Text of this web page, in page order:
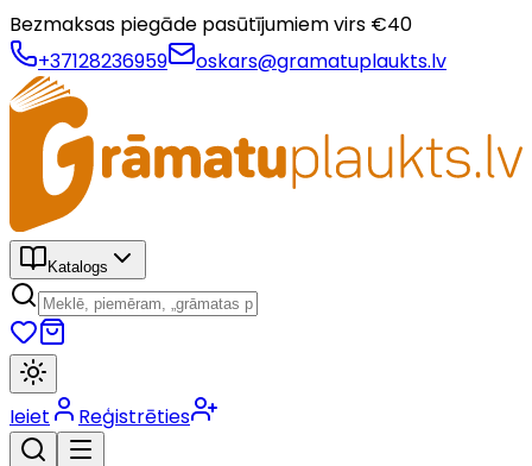
Bezmaksas piegāde pasūtījumiem virs €40
+37128236959
oskars@gramatuplaukts.lv
Katalogs
Ieiet Reģistrēties